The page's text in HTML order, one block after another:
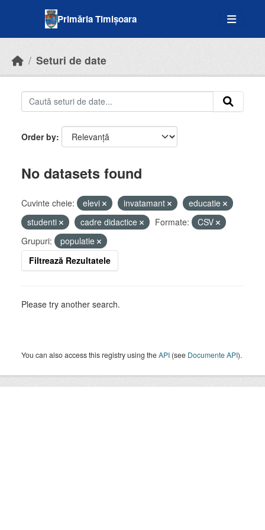
Primăria Timișoara
Seturi de date
Order by
No datasets found
Cuvinte cheie: elevi invatamant
educatie
studenti
cadre didactice Formate:
CSV
Grupuri:
populatie
Filtrează Rezultatele
Please try another search.
You can also access this registry using theAPI (see Documente API).